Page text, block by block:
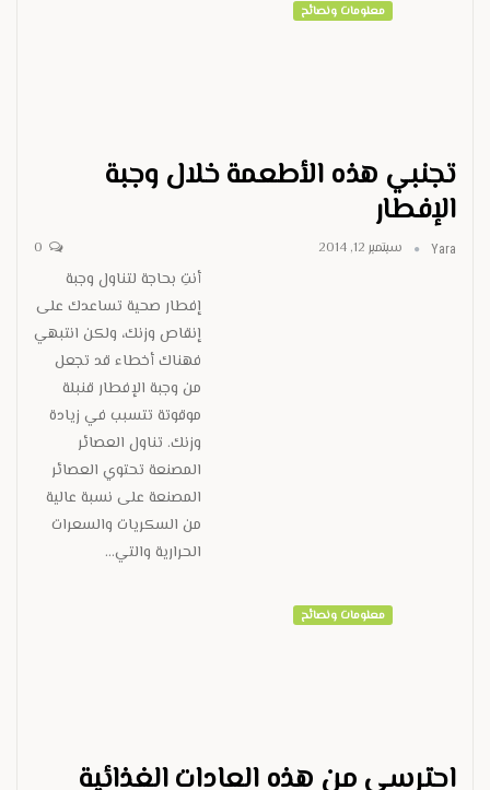
معلومات ونصائح
تجنبي هذه الأطعمة خلال وجبة
الإفطار
Yara سبتمبر 12, 2014
أنتِ بحاجة لتناول وجبة
إفطار صحية تساعدك على
إنقاص وزنك، ولكن انتبهي
فهناك أخطاء قد تجعل
من وجبة الإفطار قنبلة
موقوتة تتسبب في زيادة
وزنك. تناول العصائر
المصنعة تحتوي العصائر
المصنعة على نسبة عالية
من السكريات والسعرات
الحرارية والتي…
معلومات ونصائح
احترسي من هذه العادات الغذائية